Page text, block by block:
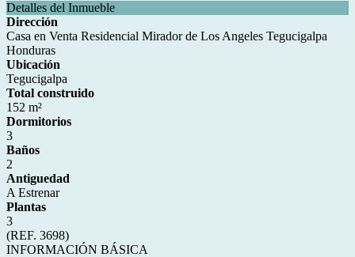
Detalles del Inmueble
Dirección
Casa en Venta Residencial Mirador de Los Angeles Tegucigalpa
Honduras
Ubicación
Tegucigalpa
Total construido
152 m²
Dormitorios
3
Baños
2
Antiguedad
A Estrenar
Plantas
3
(REF. 3698)
INFORMACIÓN BÁSICA